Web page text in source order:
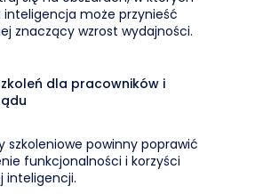
inteligencja może przynieść
znaczący wzrost wydajności.
dla pracowników i
szkoleniowe powinny poprawić
funkcjonalności i korzyści
inteligencji.